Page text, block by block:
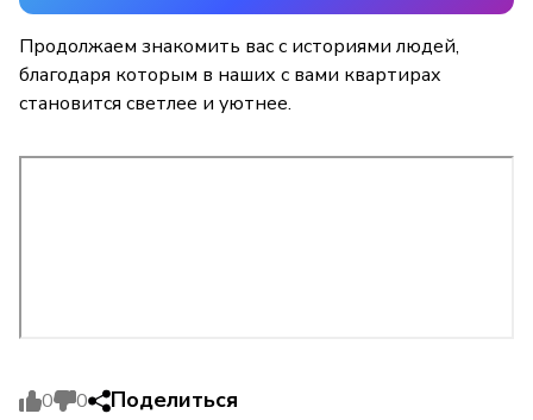
Продолжаем знакомить вас с историями людей,
благодаря которым в наших с вами квартирах
становится светлее и уютнее.
0 0 Поделиться